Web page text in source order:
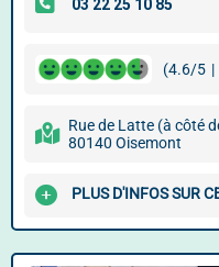
(4.6/5 |
Rue de Latte (à côté
80140 Oisemont
PLUS D'INFOS SUR